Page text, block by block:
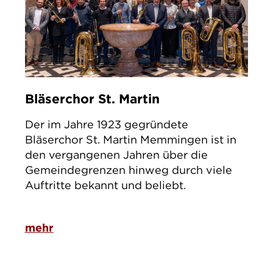
Bläserchor St. Martin
Der im Jahre 1923 gegründete
Bläserchor St. Martin Memmingen ist in
den vergangenen Jahren über die
Gemeindegrenzen hinweg durch viele
Auftritte bekannt und beliebt.
mehr